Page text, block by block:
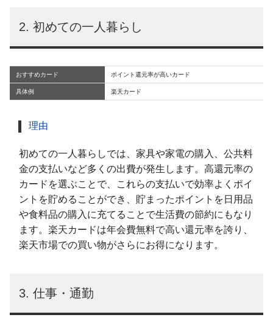
2. 初めての一人暮らし
おすすめカード ポイント還元率が高いカード
具体例 楽天カード
理由
初めての一人暮らしでは、家具や家電の購入、公共料
金の支払いなど多くの出費が発生します。高還元率の
カードを選ぶことで、これらの支払いで効率よくポイ
ントを貯めることができ、貯まったポイントを日用品
や食料品の購入に充てることで生活費の節約にもなり
ます。楽天カードは年会費無料で高い還元率を誇り、
楽天市場での買い物がさらにお得になります。
3. 仕事・通勤